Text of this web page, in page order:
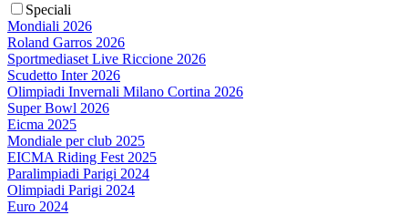
Speciali
Mondiali 2026
Roland Garros 2026
Sportmediaset Live Riccione 2026
Scudetto Inter 2026
Olimpiadi Invernali Milano Cortina 2026
Super Bowl 2026
Eicma 2025
Mondiale per club 2025
EICMA Riding Fest 2025
Paralimpiadi Parigi 2024
Olimpiadi Parigi 2024
Euro 2024